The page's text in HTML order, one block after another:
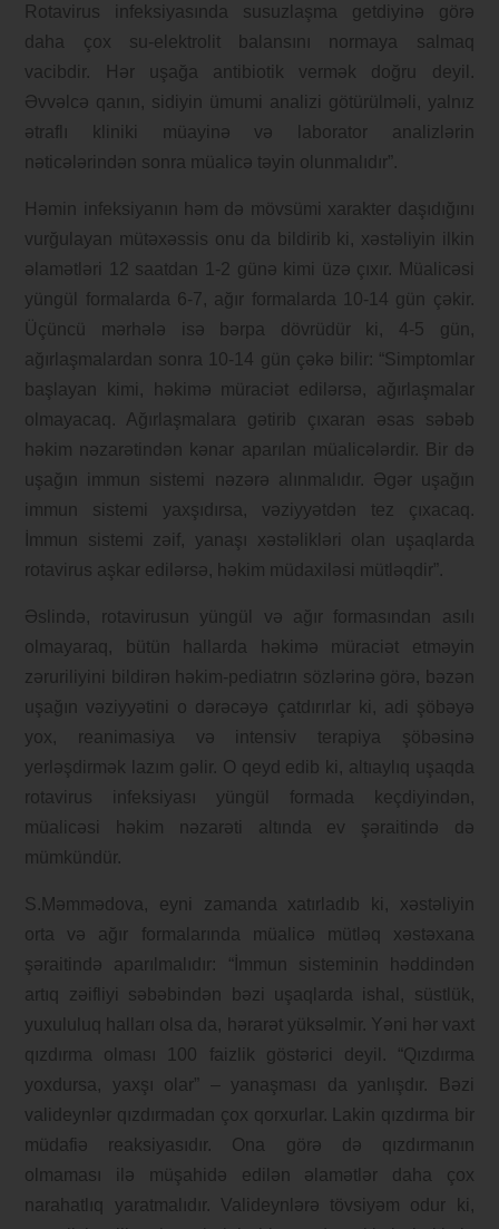
Rotavirus infeksiyasında susuzlaşma getdiyinə görə
daha çox su-elektrolit balansını normaya salmaq
vacibdir. Hər uşağa antibiotik vermək doğru deyil.
Əvvəlcə qanın, sidiyin ümumi analizi götürülməli, yalnız
ətraflı kliniki müayinə və laborator analizlərin
nəticələrindən sonra müalicə təyin olunmalıdır”.
Həmin infeksiyanın həm də mövsümi xarakter daşıdığını
vurğulayan mütəxəssis onu da bildirib ki, xəstəliyin ilkin
əlamətləri 12 saatdan 1-2 günə kimi üzə çıxır. Müalicəsi
yüngül formalarda 6-7, ağır formalarda 10-14 gün çəkir.
Üçüncü mərhələ isə bərpa dövrüdür ki, 4-5 gün,
ağırlaşmalardan sonra 10-14 gün çəkə bilir: “Simptomlar
başlayan kimi, həkimə müraciət edilərsə, ağırlaşmalar
olmayacaq. Ağırlaşmalara gətirib çıxaran əsas səbəb
həkim nəzarətindən kənar aparılan müalicələrdir. Bir də
uşağın immun sistemi nəzərə alınmalıdır. Əgər uşağın
immun sistemi yaxşıdırsa, vəziyyətdən tez çıxacaq.
İmmun sistemi zəif, yanaşı xəstəlikləri olan uşaqlarda
rotavirus aşkar edilərsə, həkim müdaxiləsi mütləqdir”.
Əslində, rotavirusun yüngül və ağır formasından asılı
olmayaraq, bütün hallarda həkimə müraciət etməyin
zəruriliyini bildirən həkim-pediatrın sözlərinə görə, bəzən
uşağın vəziyyətini o dərəcəyə çatdırırlar ki, adi şöbəyə
yox, reanimasiya və intensiv terapiya şöbəsinə
yerləşdirmək lazım gəlir. O qeyd edib ki, altıaylıq uşaqda
rotavirus infeksiyası yüngül formada keçdiyindən,
müalicəsi həkim nəzarəti altında ev şəraitində də
mümkündür.
S.Məmmədova, eyni zamanda xatırladıb ki, xəstəliyin
orta və ağır formalarında müalicə mütləq xəstəxana
şəraitində aparılmalıdır: “İmmun sisteminin həddindən
artıq zəifliyi səbəbindən bəzi uşaqlarda ishal, süstlük,
yuxululuq halları olsa da, hərarət yüksəlmir. Yəni hər vaxt
qızdırma olması 100 faizlik göstərici deyil. “Qızdırma
yoxdursa, yaxşı olar” – yanaşması da yanlışdır. Bəzi
valideynlər qızdırmadan çox qorxurlar. Lakin qızdırma bir
müdafiə reaksiyasıdır. Ona görə də qızdırmanın
olmaması ilə müşahidə edilən əlamətlər daha çox
narahatlıq yaratmalıdır. Valideynlərə tövsiyəm odur ki,